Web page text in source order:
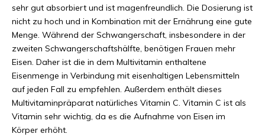
sehr gut absorbiert und ist magenfreundlich. Die Dosierung ist
nicht zu hoch und in Kombination mit der Ernährung eine gute
Menge. Während der Schwangerschaft, insbesondere in der
zweiten Schwangerschaftshälfte, benötigen Frauen mehr
Eisen. Daher ist die in dem Multivitamin enthaltene
Eisenmenge in Verbindung mit eisenhaltigen Lebensmitteln
auf jeden Fall zu empfehlen. Außerdem enthält dieses
Multivitaminpräparat natürliches Vitamin C. Vitamin C ist als
Vitamin sehr wichtig, da es die Aufnahme von Eisen im
Körper erhöht.